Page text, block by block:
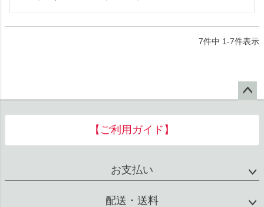
7件中 1-7件表示
へ
【ご利用ガイド】
お支払い
配送・送料